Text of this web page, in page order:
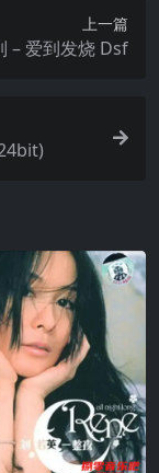
上一篇
林子祥 – 2015年SACD系列 – 爱到发烧 Dsf